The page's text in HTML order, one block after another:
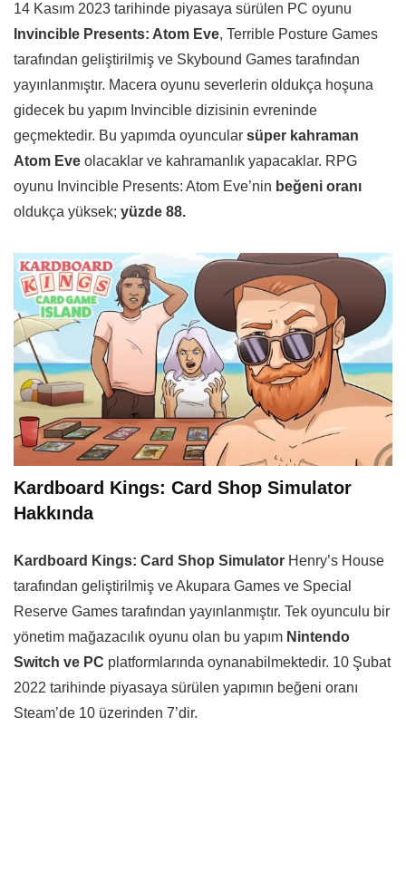
14 Kasım 2023 tarihinde piyasaya sürülen PC oyunu
Invincible Presents: Atom Eve, Terrible Posture Games
tarafından geliştirilmiş ve Skybound Games tarafından
yayınlanmıştır. Macera oyunu severlerin oldukça hoşuna
gidecek bu yapım Invincible dizisinin evreninde
geçmektedir. Bu yapımda oyuncular süper kahraman
Atom Eve olacaklar ve kahramanlık yapacaklar. RPG
oyunu Invincible Presents: Atom Eve’nin beğeni oranı
oldukça yüksek; yüzde 88.
Kardboard Kings: Card Shop Simulator
Hakkında
Kardboard Kings: Card Shop Simulator Henry’s House
tarafından geliştirilmiş ve Akupara Games ve Special
Reserve Games tarafından yayınlanmıştır. Tek oyunculu bir
yönetim mağazacılık oyunu olan bu yapım Nintendo
Switch ve PC platformlarında oynanabilmektedir. 10 Şubat
2022 tarihinde piyasaya sürülen yapımın beğeni oranı
Steam’de 10 üzerinden 7’dir.